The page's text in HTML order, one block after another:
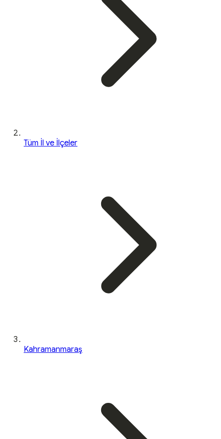
Tüm İl ve İlçeler
Kahramanmaraş